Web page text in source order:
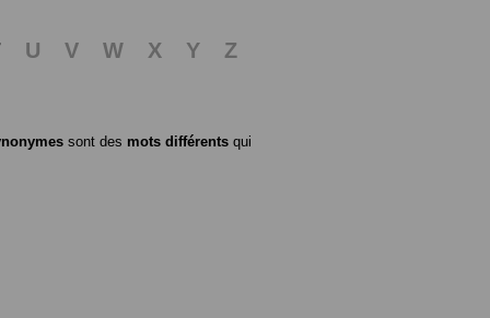
U V W X Y
Z
sont des mots différents qui